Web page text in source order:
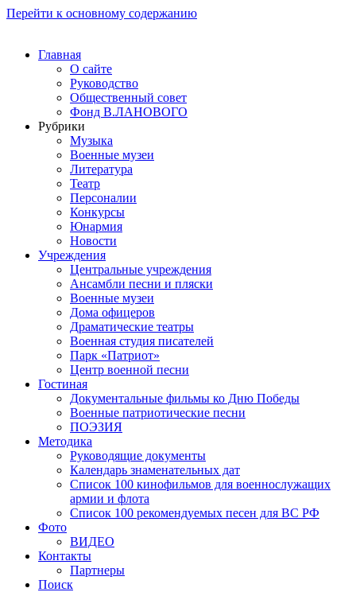
Перейти к основному содержанию
Главная
О сайте
Руководство
Общественный совет
Фонд В.ЛАНОВОГО
Рубрики
Музыка
Военные музеи
Литература
Театр
Персоналии
Конкурсы
Юнармия
Новости
Учреждения
Центральные учреждения
Ансамбли песни и пляски
Военные музеи
Дома офицеров
Драматические театры
Военная студия писателей
Парк «Патриот»
Центр военной песни
Гостиная
Документальные фильмы ко Дню Победы
Военные патриотические песни
ПОЭЗИЯ
Методика
Руководящие документы
Календарь знаменательных дат
Список 100 кинофильмов для военнослужащих
армии и флота
Список 100 рекомендуемых песен для ВС РФ
Фото
ВИДЕО
Контакты
Партнеры
Поиск